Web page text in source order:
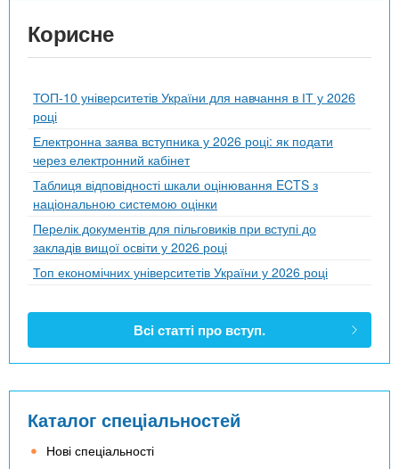
Корисне
ТОП-10 університетів України для навчання в ІТ у 2026
році
Електронна заява вступника у 2026 році: як подати
через електронний кабінет
Таблиця відповідності шкали оцінювання ECTS з
національною системою оцінки
Перелік документів для пільговиків при вступі до
закладів вищої освіти у 2026 році
Топ економічних університетів України у 2026 році
Всі статті про вступ.
Каталог спеціальностей
Нові спеціальності